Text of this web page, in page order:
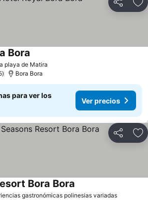
Compartir
playa de Matira
Bora
Bora Bora
para ver los
Ver precios
Compartir
gastronómicas polinesias variadas
Bora Bora